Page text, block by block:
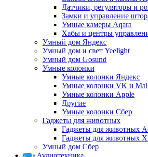
Датчики, регуляторы и
Замки и управление
Умные камеры Aqara
Хабы и центры
Умный дом Яндекс
Умный дом и свет Yeelight
Умный дом Gosund
Умные колонки
Умные колонки Яндекс
Умные колонки VK и
Умные колонки Apple
Другие
Умные колонки Сбер
Гаджеты для животных
Гаджеты для животных
Гаджеты для животных
Умный дом Сбер
Аудиотехника